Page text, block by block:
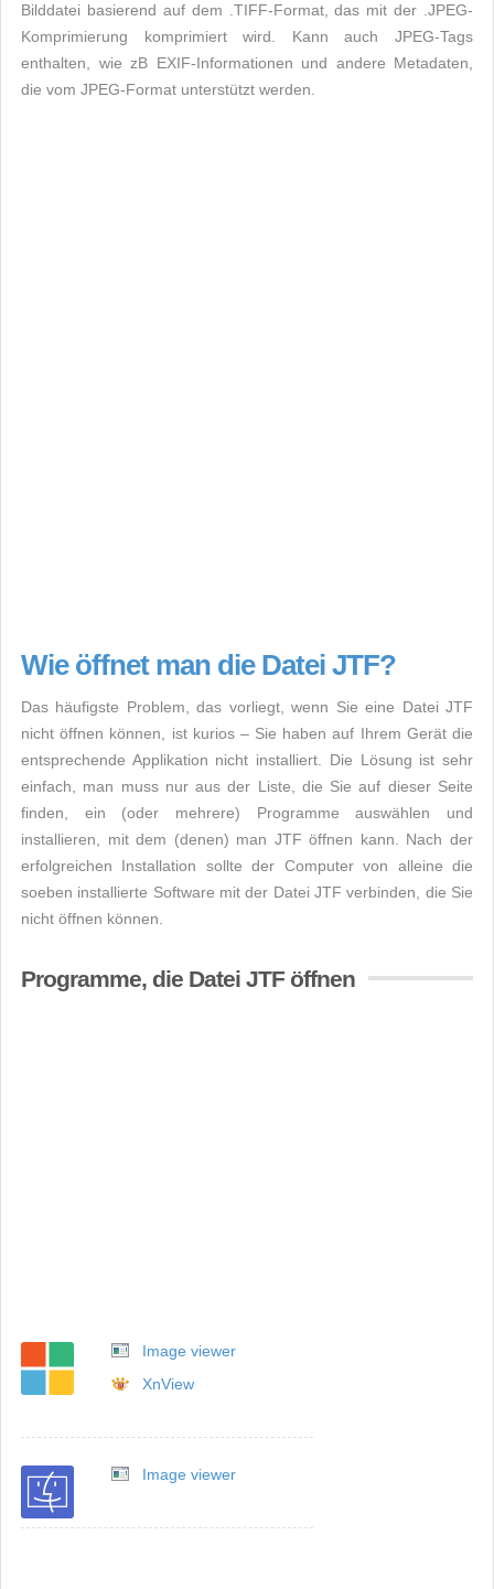
Bilddatei basierend auf dem .TIFF-Format, das mit der .JPEG-
Komprimierung komprimiert wird. Kann auch JPEG-Tags
enthalten, wie zB EXIF-Informationen und andere Metadaten,
die vom JPEG-Format unterstützt werden.
Wie öffnet man die Datei JTF?
Das häufigste Problem, das vorliegt, wenn Sie eine Datei JTF
nicht öffnen können, ist kurios – Sie haben auf Ihrem Gerät die
entsprechende Applikation nicht installiert. Die Lösung ist sehr
einfach, man muss nur aus der Liste, die Sie auf dieser Seite
finden, ein (oder mehrere) Programme auswählen und
installieren, mit dem (denen) man JTF öffnen kann. Nach der
erfolgreichen Installation sollte der Computer von alleine die
soeben installierte Software mit der Datei JTF verbinden, die Sie
nicht öffnen können.
Programme, die Datei JTF öffnen
Image viewer
XnView
Image viewer